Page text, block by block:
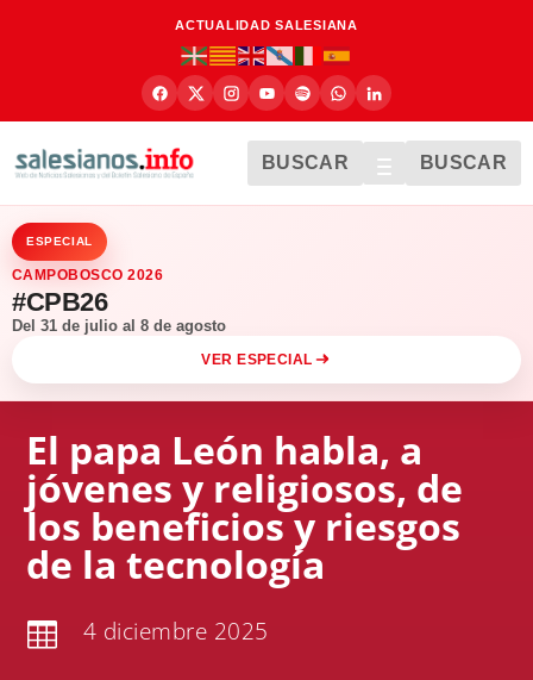
ACTUALIDAD SALESIANA
BUSCAR BUSCAR
ESPECIAL
CAMPOBOSCO 2026
#CPB26
Del 31 de julio al 8 de agosto
VER ESPECIAL
El papa León habla, a
jóvenes y religiosos, de
los beneficios y riesgos
de la tecnología
 4 diciembre 2025